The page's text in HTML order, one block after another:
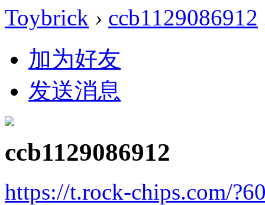
Toybrick › ccb1129086912
加为好友
发送消息
ccb1129086912
https://t.rock-chips.com/